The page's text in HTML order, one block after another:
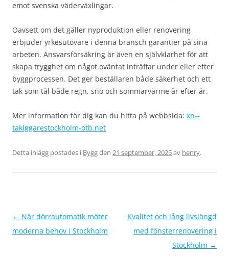
emot svenska väderväxlingar.
Oavsett om det gäller nyproduktion eller renovering
erbjuder yrkesutövare i denna bransch garantier på sina
arbeten. Ansvarsförsäkring är även en självklarhet för att
skapa trygghet om något oväntat inträffar under eller efter
byggprocessen. Det ger beställaren både säkerhet och ett
tak som tål både regn, snö och sommarvärme år efter år.
Mer information för dig kan du hitta på webbsida: xn--
taklggarestockholm-otb.net
Detta inlägg postades i Byggden 21 september, 2025av henry.
Inläggsnavigering
← När dörrautomatik möter
moderna behov i Stockholm
Kvalitet och lång livslängd
med fönsterrenovering i
Stockholm →